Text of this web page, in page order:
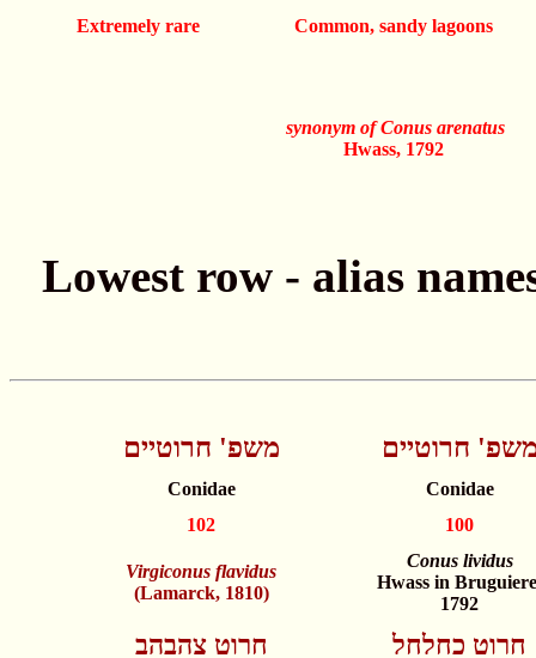
Extremely rare Common, sandy lagoons
synonym of Conus arenatus
Hwass, 1792
משפ' חרוטיים חרוטיים
Conidae
Conidae
102
100
Virgiconus flavidus
(Lamarck, 1810)
Conus lividus
Hwass in
1792
חרוט צהבהב חרוט כחלחל